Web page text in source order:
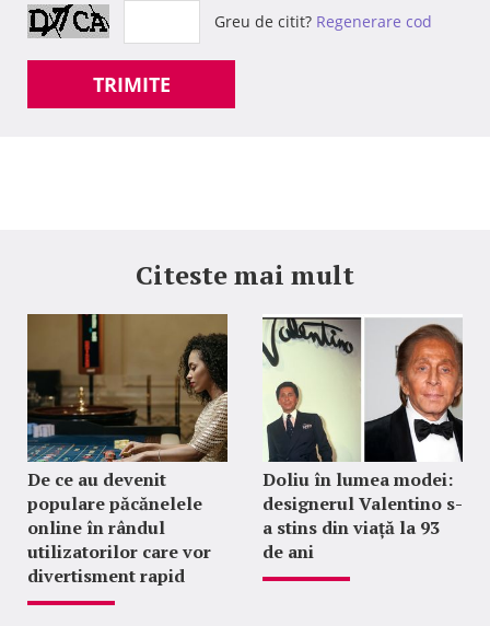
Greu de citit? Regenerare cod
TRIMITE
Citeste mai mult
De ce au devenit
populare păcănelele
online în rândul
utilizatorilor care vor
divertisment rapid
Doliu în lumea modei:
designerul Valentino s-
a stins din viață la 93
de ani